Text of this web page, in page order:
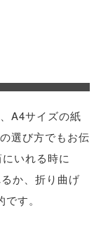
A4サイズの紙
選び方でもお伝
いれる時に
か、折り曲げ
す。